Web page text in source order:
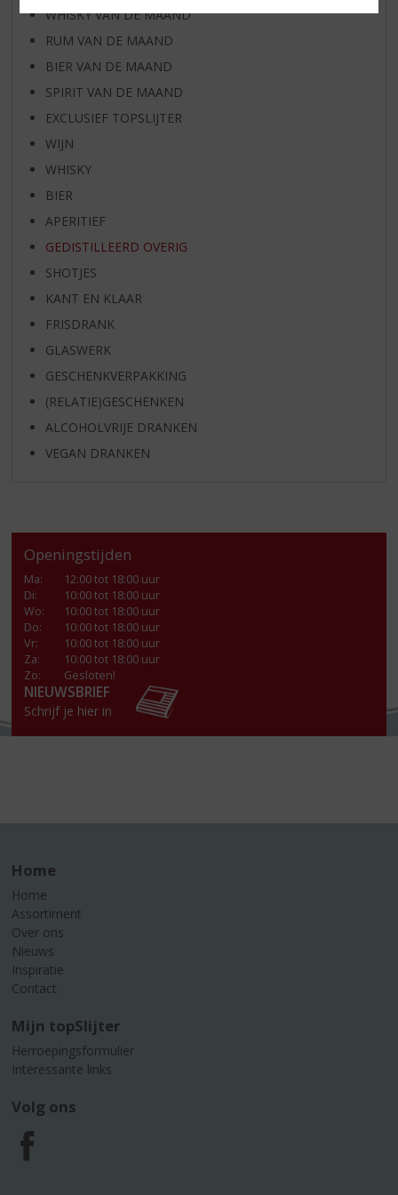
WHISKY VAN DE MAAND
RUM VAN DE MAAND
BIER VAN DE MAAND
SPIRIT VAN DE MAAND
EXCLUSIEF TOPSLIJTER
WIJN
WHISKY
BIER
APERITIEF
GEDISTILLEERD OVERIG
SHOTJES
KANT EN KLAAR
FRISDRANK
GLASWERK
GESCHENKVERPAKKING
(RELATIE)GESCHENKEN
ALCOHOLVRIJE DRANKEN
VEGAN DRANKEN
Openingstijden
Ma:
12:00 tot 18:00 uur
Di:
10:00 tot 18:00 uur
Wo:
10:00 tot 18:00 uur
Do:
10:00 tot 18:00 uur
Vr:
10:00 tot 18:00 uur
Za:
10:00 tot 18:00 uur
Zo:
Gesloten!
NIEUWSBRIEF
Schrijf je hier in
Home
Home
Assortiment
Over ons
Nieuws
Inspiratie
Contact
Mijn topSlijter
Herroepingsformulier
Interessante links
Volg ons
F